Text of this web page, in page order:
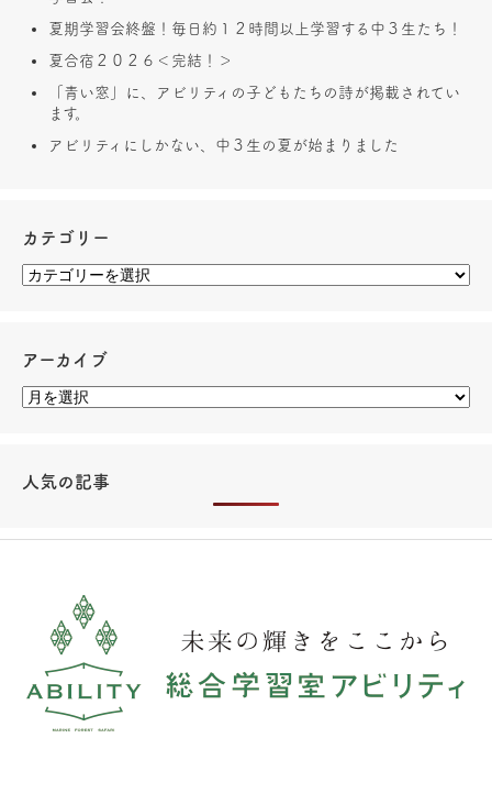
夏期学習会終盤！毎日約１２時間以上学習する中３生たち！
夏合宿２０２６＜完結！＞
「青い窓」に、アビリティの子どもたちの詩が掲載されてい
ます。
アビリティにしかない、中３生の夏が始まりました
カテゴリー
アーカイブ
人気の記事